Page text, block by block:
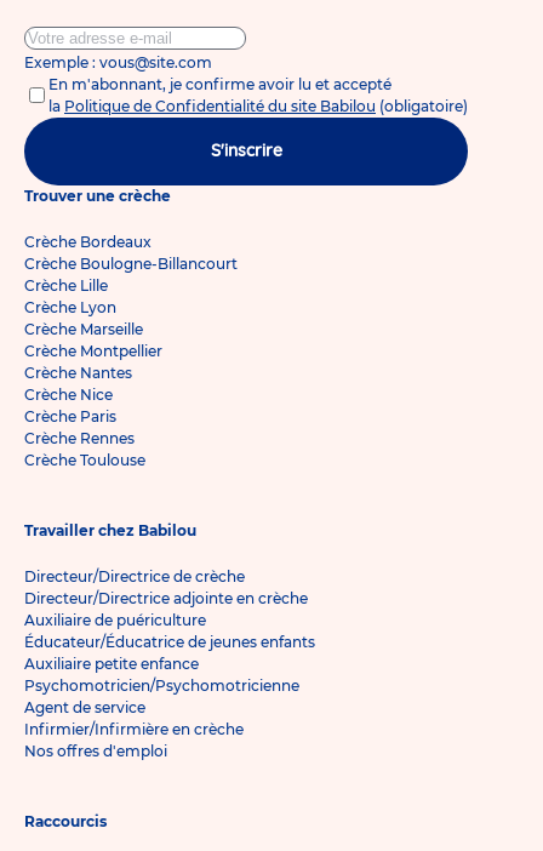
Exemple : vous@site.com
En m'abonnant, je confirme avoir lu et accepté
la Politique de Confidentialité du site Babilou (obligatoire)
S'inscrire
Trouver une crèche
Crèche Bordeaux
Crèche Boulogne-Billancourt
Crèche Lille
Crèche Lyon
Crèche Marseille
Crèche Montpellier
Crèche Nantes
Crèche Nice
Crèche Paris
Crèche Rennes
Crèche Toulouse
Travailler chez Babilou
Directeur/Directrice de crèche
Directeur/Directrice adjointe en crèche
Auxiliaire de puériculture
Éducateur/Éducatrice de jeunes enfants
Auxiliaire petite enfance
Psychomotricien/Psychomotricienne
Agent de service
Infirmier/Infirmière en crèche
Nos offres d'emploi
Raccourcis